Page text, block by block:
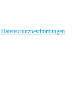
Datenschutzbestimmungen